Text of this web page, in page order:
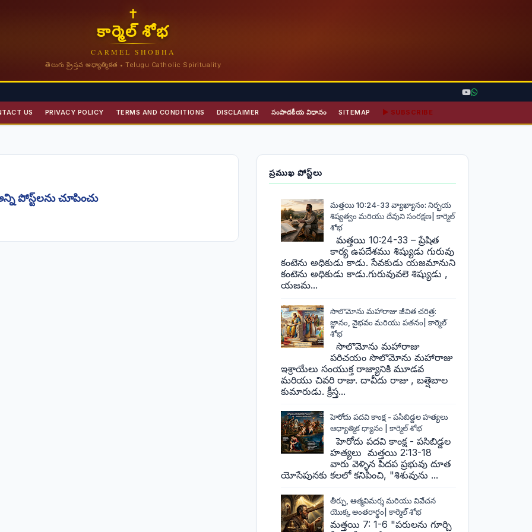
✝
కార్మెల్ శోభ
CARMEL SHOBHA
తెలుగు క్రైస్తవ ఆధ్యాత్మికత • Telugu Catholic Spirituality
US PRIVACY POLICY TERMS AND CONDITIONS DISCLAIMER సంపాదకీయ విధానం SITEMAP ▶ SUBSCRIBE
పోస్ట్‌లను చూపించు
ప్రముఖ పోస్ట్‌లు
మత్తయి 10:24-33 వ్యాఖ్యానం: నిర్భయ
శిష్యత్వం మరియు దేవుని సంరక్షణ| కార్మెల్
శోభ
మత్తయి 10:24-33 – ప్రేషిత
కార్య ఉపదేశము శిష్యుడు గురువు
కంటెను అధికుడు కాడు. సేవకుడు యజమానుని
కంటెను అధికుడు కాడు.గురువువలె శిష్యుడు ,
యజమ...
సొలొమోను మహారాజు జీవిత చరిత్ర:
జ్ఞానం, వైభవం మరియు పతనం| కార్మెల్
శోభ
సొలొమోను మహారాజు
పరిచయం సొలొమోను మహారాజు
ఇశ్రాయేలు సంయుక్త రాజ్యానికి మూడవ
మరియు చివరి రాజు. దావీదు రాజు , బత్షెబాల
కుమారుడు. క్రీస్త...
హెరోదు పదవి కాంక్ష - పసిబిడ్డల హత్యలు
ఆధ్యాత్మిక ధ్యానం | కార్మెల్ శోభ
హెరోదు పదవి కాంక్ష - పసిబిడ్డల
హత్యలు మత్తయి 2:13-18
వారు వెళ్ళిన పిదప ప్రభువు దూత
యోసేపునకు కలలో కనిపించి, "శిశువును ...
తీర్పు, ఆత్మవిమర్శ మరియు వివేచన
యొక్క అంతరార్థం| కార్మెల్ శోభ
మత్తయి 7: 1-6 "పరులను గూర్చి